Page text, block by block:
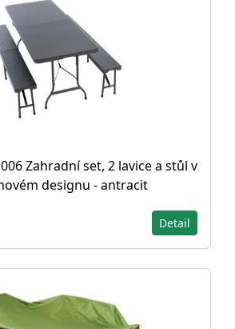
Zahradní set, 2 lavice a stůl v
designu - antracit
Detail